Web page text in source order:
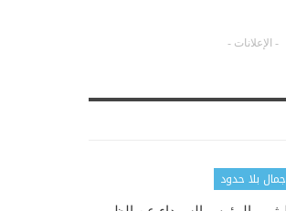
- الإعلانات -
جمال بلا حدود